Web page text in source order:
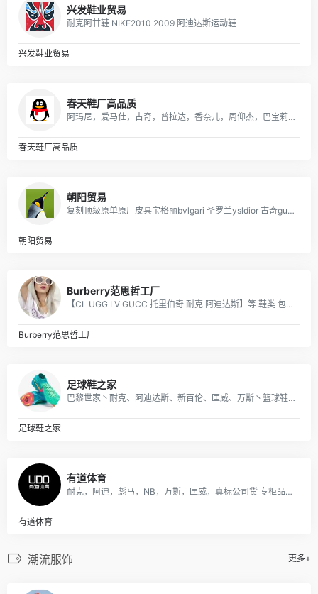
兴发鞋业贸易
耐克阿甘鞋 NIKE2010 2009 阿迪达斯运动鞋
兴发鞋业贸易
春天鞋厂高品质
阿玛尼，爱马仕，古奇，普拉达，香奈儿，周仰杰，巴宝莉，朱塞佩·萨诺第 (Giuseppe Zanotti)等国际品牌男女潮鞋；品质保证，货源稳定，专业代发
春天鞋厂高品质
朝阳贸易
复刻顶级原单原厂皮具宝格丽bvlgari 圣罗兰ysldior 古奇gucci lv 迪奥dior chanel 原版进口牛皮 意大利 女包 男包
朝阳贸易
Burberry范思哲工厂
【CL UGG LV GUCC 托里伯奇 耐克 阿迪达斯】等 鞋类 包包 手表 等各类贸易批发 本季主打：CL男女鞋 UGG雪地靴
Burberry范思哲工厂
足球鞋之家
巴黎世家丶耐克、阿迪达斯、新百伦、匡威、万斯丶篮球鞋、耐克空军阿迪贝克特史密斯新百伦等 一站式购齐 支持一件代发
足球鞋之家
有道体育
耐克，阿迪，彪马，NB，万斯，匡威，真标公司货 专柜品质 实体店合作，档口现货，批发、淘宝、外贸、微商 、等各种平台， 诚招代理、免费一件代发~欢迎实力代理加盟合作
有道体育
潮流服饰 更多+